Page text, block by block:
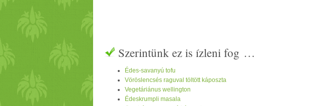
Szerintünk ez is ízleni fog …
Édes-savanyú tofu
Vöröslencsés raguval töltött káposzta
Vegetáriánus wellington
Édeskrumpli masala